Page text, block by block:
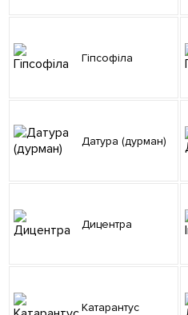
Гіпсофіла
Датура (дурман)
Дицентра
Катарантус